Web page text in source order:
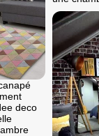
deco